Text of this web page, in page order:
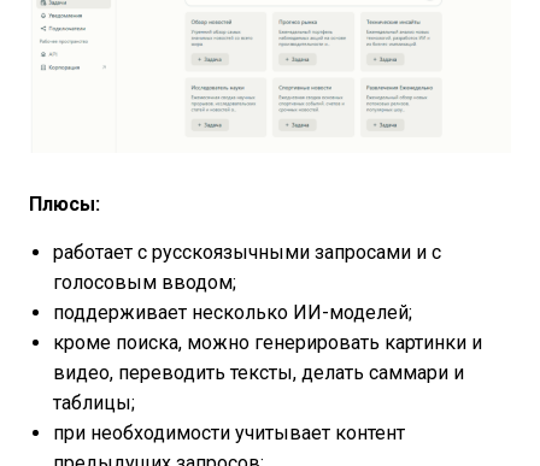
Плюсы:
работает с русскоязычными запросами и с
голосовым вводом;
поддерживает несколько ИИ-моделей;
кроме поиска, можно генерировать картинки и
видео, переводить тексты, делать саммари и
таблицы;
при необходимости учитывает контент